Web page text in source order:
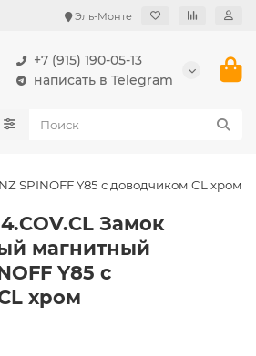
Эль-Монте
+7 (915) 190-05-13
написать в Telegram
SPINOFF Y85 с доводчиком CL хром
Замок
магнитный
Y85 с
хром